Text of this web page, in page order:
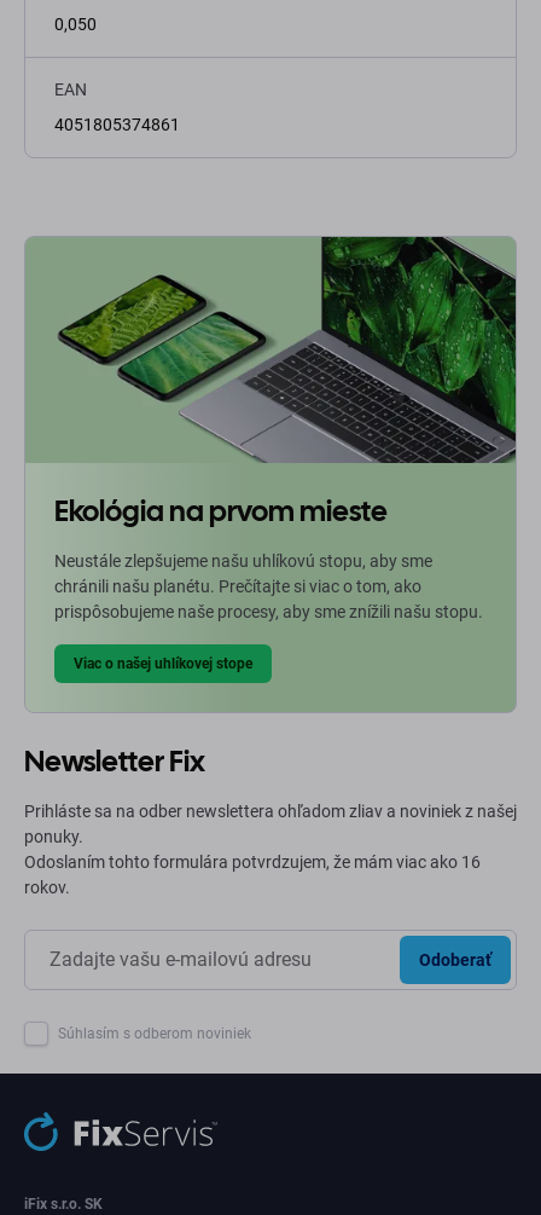
0,050
EAN
4051805374861
Ekológia na prvom mieste
Neustále zlepšujeme našu uhlíkovú stopu, aby sme
chránili našu planétu. Prečítajte si viac o tom, ako
prispôsobujeme naše procesy, aby sme znížili našu stopu.
Viac o našej uhlíkovej stope
Newsletter Fix
Prihláste sa na odber newslettera ohľadom zliav a noviniek z našej
ponuky.
Odoslaním tohto formulára potvrdzujem, že mám viac ako 16
rokov.
Odoberať
Súhlasím s odberom noviniek
iFix s.r.o. SK